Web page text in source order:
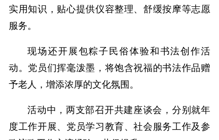
实用知识，贴心提供仪容整理、舒缓按摩等志愿
服务。
现场还开展包粽子民俗体验和书法创作活
动。党员们挥毫泼墨，将饱含祝福的书法作品赠
予老人，增添浓厚的文化氛围。
活动中，两支部召开共建座谈会，分别就年
度工作开展、党员学习教育、社会服务工作及参